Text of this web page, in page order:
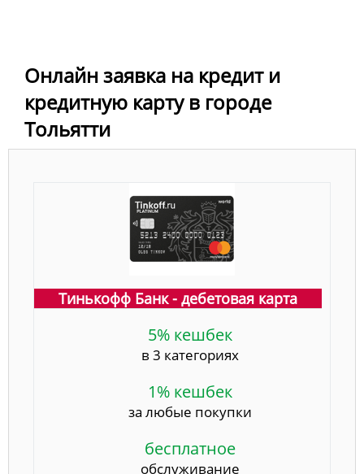
Онлайн заявка на кредит и
кредитную карту в городе
Тольятти
Тинькофф Банк - дебетовая карта
5% кешбек
в 3 категориях
1% кешбек
за любые покупки
бесплатное
обслуживание